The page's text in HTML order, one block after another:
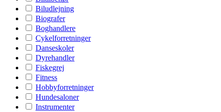
Biludlejning
Biografer
Boghandlere
Cykelforretninger
Danseskoler
Dyrehandler
Fiskegrej
Fitness
Hobbyforretninger
Hundesaloner
Instrumenter